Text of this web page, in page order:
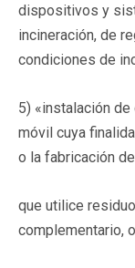
dispositivos y
incineración, de
condiciones de
5) «instalación
móvil cuya
o la fabricación
que utilice
complementario, o